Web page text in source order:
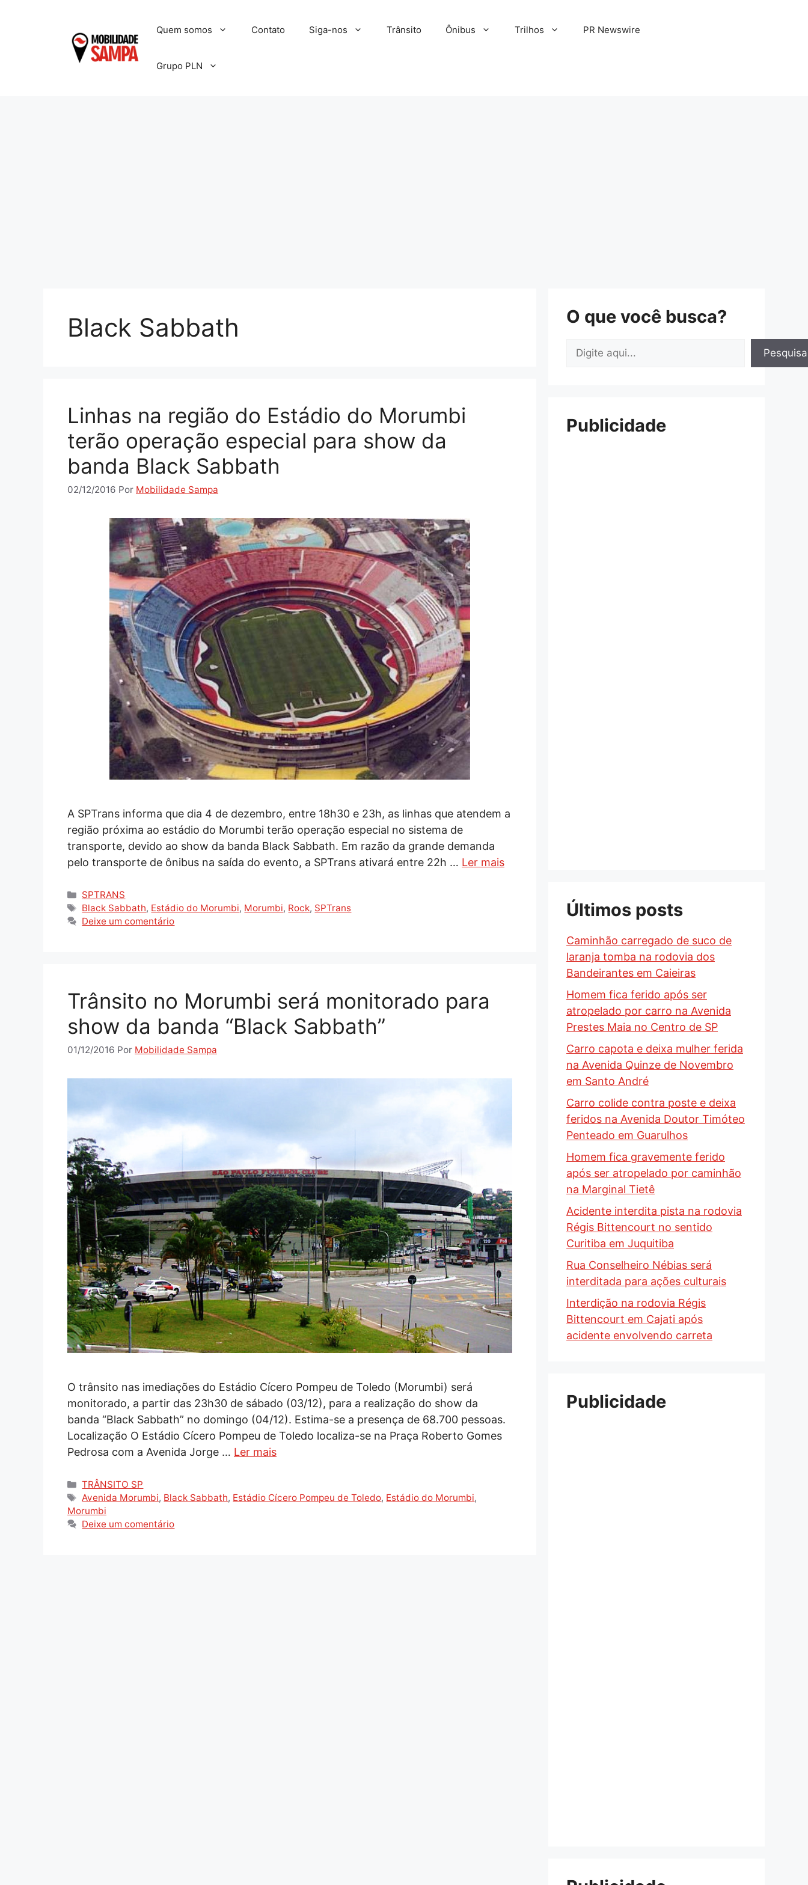
Quem somos Contato Siga-nos Trânsito Ônibus Trilhos PR Newswire
Grupo PLN
Black Sabbath
Linhas na região do Estádio do Morumbi
terão operação especial para show da
banda Black Sabbath
02/12/2016 Por Mobilidade Sampa
A SPTrans informa que dia 4 de dezembro, entre 18h30 e 23h, as linhas que atendem a
região próxima ao estádio do Morumbi terão operação especial no sistema de
transporte, devido ao show da banda Black Sabbath. Em razão da grande demanda
pelo transporte de ônibus na saída do evento, a SPTrans ativará entre 22h … Ler mais
Categorias
SPTRANS
Tags
Black Sabbath, Estádio do Morumbi, Morumbi, Rock, SPTrans
Deixe um comentário
Trânsito no Morumbi será monitorado para
show da banda “Black Sabbath”
01/12/2016 Por Mobilidade Sampa
O trânsito nas imediações do Estádio Cícero Pompeu de Toledo (Morumbi) será
monitorado, a partir das 23h30 de sábado (03/12), para a realização do show da
banda “Black Sabbath” no domingo (04/12). Estima-se a presença de 68.700 pessoas.
Localização O Estádio Cícero Pompeu de Toledo localiza-se na Praça Roberto Gomes
Pedrosa com a Avenida Jorge … Ler mais
Categorias
TRÂNSITO SP
Tags
Avenida Morumbi, Black Sabbath, Estádio Cícero Pompeu de Toledo, Estádio do Morumbi,
Morumbi
Deixe um comentário
O que você busca?
Pesquisar
Publicidade
Últimos posts
Caminhão carregado de suco de
laranja tomba na rodovia dos
Bandeirantes em Caieiras
Homem fica ferido após ser
atropelado por carro na Avenida
Prestes Maia no Centro de SP
Carro capota e deixa mulher ferida
na Avenida Quinze de Novembro
em Santo André
Carro colide contra poste e deixa
feridos na Avenida Doutor Timóteo
Penteado em Guarulhos
Homem fica gravemente ferido
após ser atropelado por caminhão
na Marginal Tietê
Acidente interdita pista na rodovia
Régis Bittencourt no sentido
Curitiba em Juquitiba
Rua Conselheiro Nébias será
interditada para ações culturais
Interdição na rodovia Régis
Bittencourt em Cajati após
acidente envolvendo carreta
Publicidade